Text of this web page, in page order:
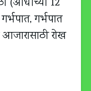
गर्भपात
रोख